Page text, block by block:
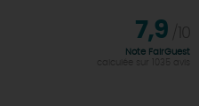
7,9
Note FairGuest